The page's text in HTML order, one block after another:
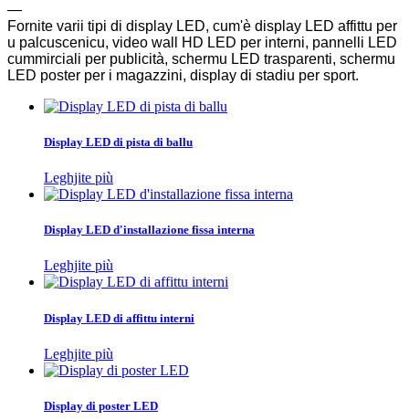
—
Fornite varii tipi di display LED, cum'è display LED affittu per
u palcuscenicu, video wall HD LED per interni, pannelli LED
cummirciali per publicità, schermu LED trasparenti, schermu
LED poster per i magazzini, display di stadiu per sport.
Display LED di pista di ballu
Leghjite più
Display LED d'installazione fissa interna
Leghjite più
Display LED di affittu interni
Leghjite più
Display di poster LED